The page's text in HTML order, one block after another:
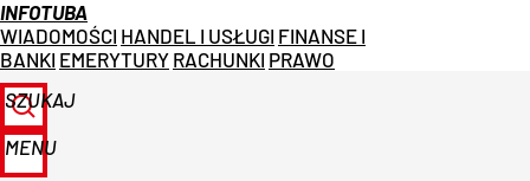
INFOTUBA
WIADOMOŚCI HANDEL I USŁUGI FINANSE I
BANKI EMERYTURY RACHUNKI PRAWO
SZUKAJ
MENU